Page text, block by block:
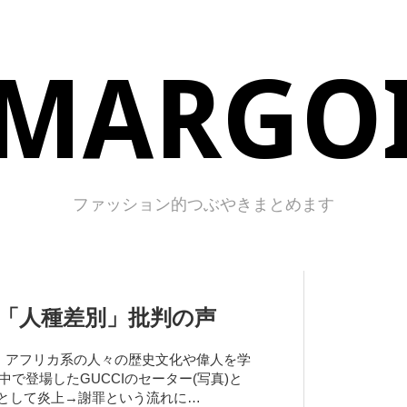
ファッション的つぶやきまとめます
人種差別」批判の声
フリカ系の人々の歴史文化や偉人を学
で登場したGUCCIのセーター(写真)と
して炎上→謝罪という流れに…